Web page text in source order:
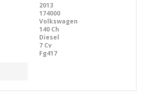
2013
174000
Volkswagen
140 Ch
Diesel
7 Cv
Fg417